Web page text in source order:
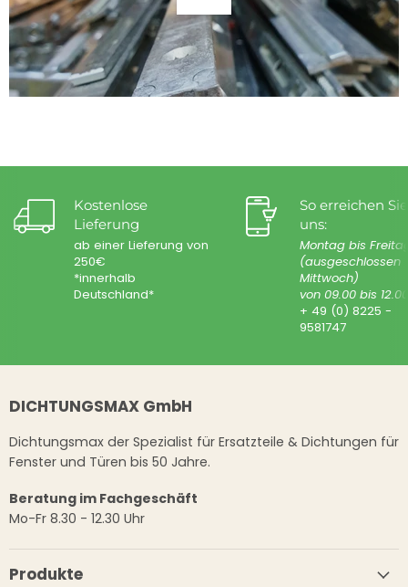
Kostenlose
Lieferung
ab einer Lieferung von
250€
*innerhalb
Deutschland*
So erreichen Sie
uns:
Montag bis
(ausgeschlossen
Mittwoch)
von 09.00 bis
+ 49 (0) 8225 -
9581747
DICHTUNGSMAX GmbH
Dichtungsmax der Spezialist für Ersatzteile & Dichtungen für
Fenster und Türen bis 50 Jahre.
Beratung im Fachgeschäft
Mo-Fr 8.30 - 12.30 Uhr
Produkte